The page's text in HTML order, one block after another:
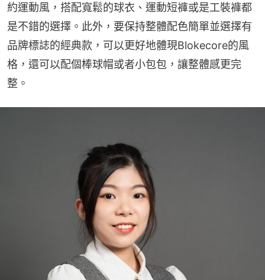
約運動風，搭配寬鬆的球衣、運動短褲或是工裝褲都
是不錯的選擇。此外，要保持整體配色簡單並選擇有
品牌標誌的經典款，可以更好地體現Blokecore的風
格，還可以配個棒球帽或者小包包，讓整體感更完
整。